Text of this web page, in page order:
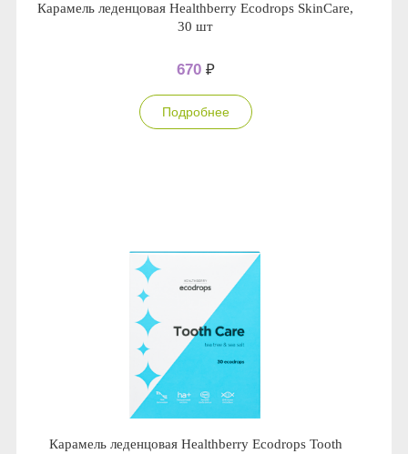
Карамель леденцовая Healthberry Ecodrops SkinCare,
30 шт
670 ₽
Подробнее
Карамель леденцовая Healthberry Ecodrops Tooth